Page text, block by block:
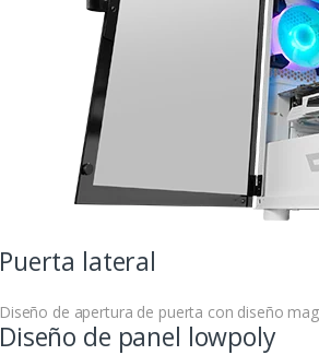
Puerta lateral
Diseño de apertura de puerta con diseño
Diseño de panel lowpoly